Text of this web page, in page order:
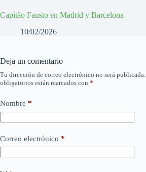
Capitão Fausto en Madrid y Barcelona
10/02/2026
Deja un comentario
Tu dirección de correo electrónico no será publicada.
obligatorios están marcados con *
Nombre *
Correo electrónico *